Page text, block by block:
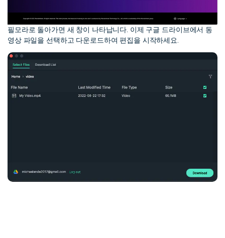
필모라로 돌아가면 새 창이 나타납니다. 이제 구글 드라이브에서 동
영상 파일을 선택하고 다운로드하여 편집을 시작하세요.